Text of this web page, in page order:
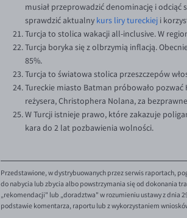
musiał przeprowadzić denominację i
sprawdzić aktualny kurs liry tureckiej i
Turcja to stolica wakacji all-inclusive. W
Turcja boryka się z olbrzymią inflacją.
85%.
Turcja to światowa stolica przeszczepów
Tureckie miasto Batman próbowało
reżysera, Christophera Nolana, za
W Turcji istnieje prawo, które zakazuje
kara do 2 lat pozbawienia wolności.
Przedstawione, w dystrybuowanych przez serwis raportach,
do nabycia lub zbycia albo powstrzymania się od dokonania
„rekomendacji" lub „doradztwa" w rozumieniu ustawy z dnia
podstawie komentarza, raportu lub z wykorzystaniem